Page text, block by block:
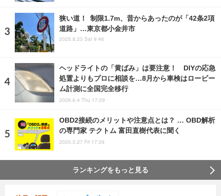
狭い道！ 制限1.7m、昔からあったのが「42条2項
道路」…東京都小金井市
2025.8.23 Sat 9:46
ヘッドライトの「黄ばみ」は要注意！ DIYの応急
処置よりもプロに相談を…8月から車検はロービー
ム計測に全国完全移行
2026.6.4 Thu 17:29
OBD2接続のメリットや注意点とは？ … OBD解析
の専門家 テクトム 富田直樹代表に聞く
2020.3.27 Fri 17:39
ランキングをもっと見る